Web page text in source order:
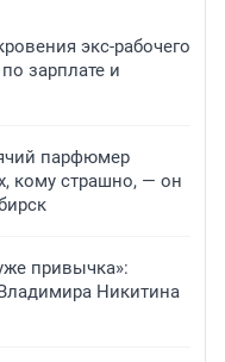
экс-рабочего
зарплате и
парфюмер
кому страшно, — он
привычка»:
Никитина